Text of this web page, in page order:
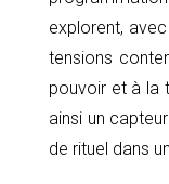
explorent,
tensions
pouvoir et à la
ainsi un
de rituel dans